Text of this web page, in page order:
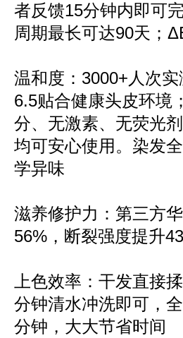
者反馈15分钟内即可
周期最长可达90天；
温和度：3000+人次
6.5贴合健康头皮环境
分、无激素、无荧光
均可安心使用。染发
学异味
滋养修护力：第三方
56%，断裂强度提升
上色效率：干发直接
分钟清水冲洗即可，
分钟，大大节省时间